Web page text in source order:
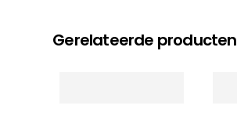
Gerelateerde producten